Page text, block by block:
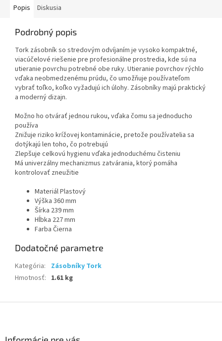
Popis Diskusia
Podrobný popis
Tork zásobník so stredovým odvíjaním je vysoko kompaktné,
viacúčelové riešenie pre profesionálne prostredia, kde sú na
utieranie povrchu potrebné obe ruky. Utieranie povrchov rýchlo
vďaka neobmedzenému prúdu, čo umožňuje používateľom
vybrať toľko, koľko vyžadujú ich úlohy. Zásobníky majú praktický
a moderný dizajn.
Možno ho otvárať jednou rukou, vďaka čomu sa jednoducho
používa
Znižuje riziko krížovej kontaminácie, pretože používatelia sa
dotýkajú len toho, čo potrebujú
Zlepšuje celkovú hygienu vďaka jednoduchému čisteniu
Má univerzálny mechanizmus zatvárania, ktorý pomáha
kontrolovať zneužitie
Materiál Plastový
Výška 360 mm
Šírka 239 mm
Hĺbka 227 mm
Farba Čierna
Dodatočné parametre
Kategória:
Zásobníky Tork
Hmotnosť: 1.61 kg